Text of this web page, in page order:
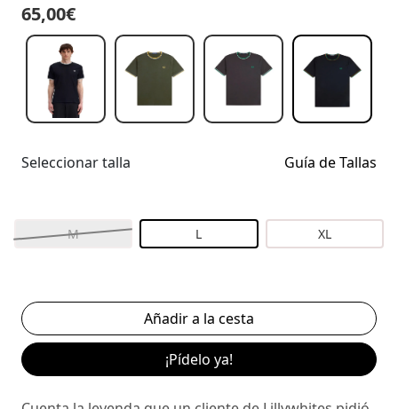
65,00€
Seleccionar talla Guía de Tallas
M L XL
¡Pídelo ya!